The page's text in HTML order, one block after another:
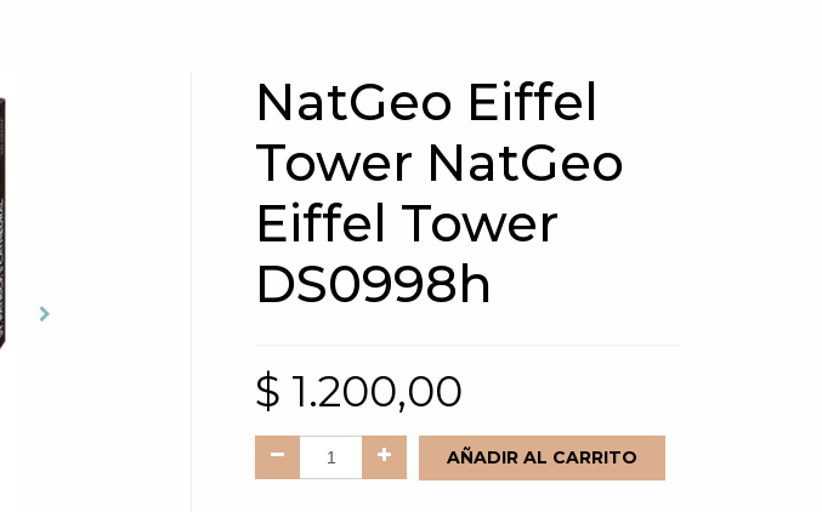
NatGeo Eiffel
Tower NatGeo
Eiffel Tower
DS0998h
$ 1.200,00
AÑADIR AL CARRITO